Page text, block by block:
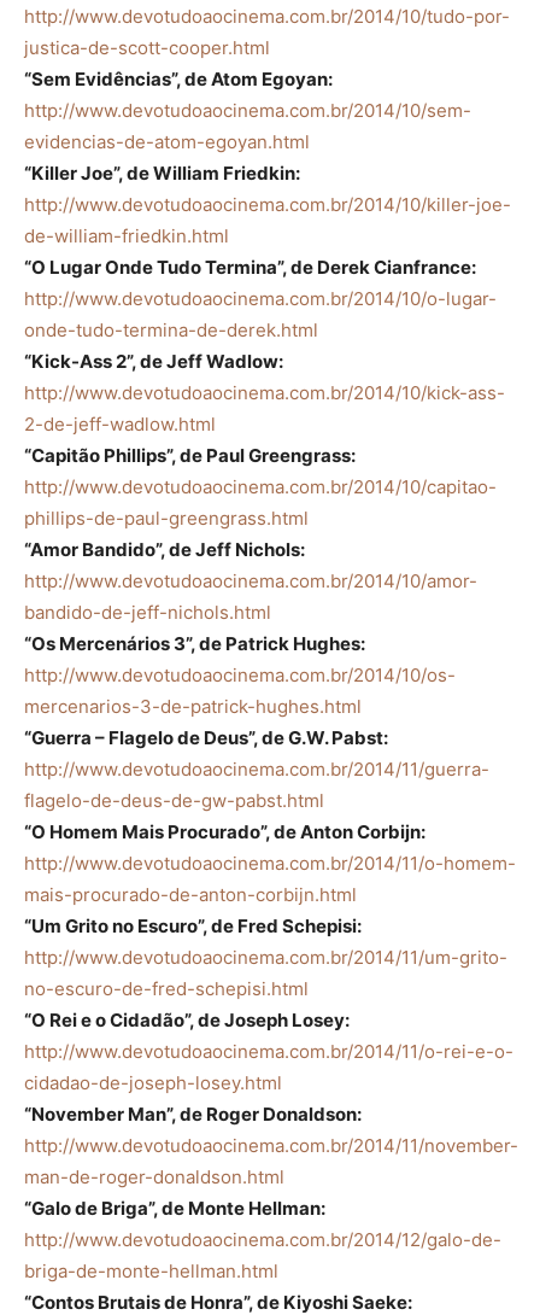
http://www.devotudoaocinema.com.br/2014/10/tudo-por-
justica-de-scott-cooper.html
“Sem Evidências”, de Atom Egoyan:
http://www.devotudoaocinema.com.br/2014/10/sem-
evidencias-de-atom-egoyan.html
“Killer Joe”, de William Friedkin:
http://www.devotudoaocinema.com.br/2014/10/killer-joe-
de-william-friedkin.html
“O Lugar Onde Tudo Termina”, de Derek Cianfrance:
http://www.devotudoaocinema.com.br/2014/10/o-lugar-
onde-tudo-termina-de-derek.html
“Kick-Ass 2”, de Jeff Wadlow:
http://www.devotudoaocinema.com.br/2014/10/kick-ass-
2-de-jeff-wadlow.html
“Capitão Phillips”, de Paul Greengrass:
http://www.devotudoaocinema.com.br/2014/10/capitao-
phillips-de-paul-greengrass.html
“Amor Bandido”, de Jeff Nichols:
http://www.devotudoaocinema.com.br/2014/10/amor-
bandido-de-jeff-nichols.html
“Os Mercenários 3”, de Patrick Hughes:
http://www.devotudoaocinema.com.br/2014/10/os-
mercenarios-3-de-patrick-hughes.html
“Guerra – Flagelo de Deus”, de G.W. Pabst:
http://www.devotudoaocinema.com.br/2014/11/guerra-
flagelo-de-deus-de-gw-pabst.html
“O Homem Mais Procurado”, de Anton Corbijn:
http://www.devotudoaocinema.com.br/2014/11/o-homem-
mais-procurado-de-anton-corbijn.html
“Um Grito no Escuro”, de Fred Schepisi:
http://www.devotudoaocinema.com.br/2014/11/um-grito-
no-escuro-de-fred-schepisi.html
“O Rei e o Cidadão”, de Joseph Losey:
http://www.devotudoaocinema.com.br/2014/11/o-rei-e-o-
cidadao-de-joseph-losey.html
“November Man”, de Roger Donaldson:
http://www.devotudoaocinema.com.br/2014/11/november-
man-de-roger-donaldson.html
“Galo de Briga”, de Monte Hellman:
http://www.devotudoaocinema.com.br/2014/12/galo-de-
briga-de-monte-hellman.html
“Contos Brutais de Honra”, de Kiyoshi Saeke: